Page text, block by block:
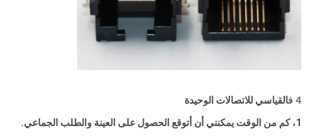
4 ف
القياسي للاتصالات الوحيدة
1، كم من الوقت يمكنني أن أتوقع الحصول على العينة والطلب الجماعي.